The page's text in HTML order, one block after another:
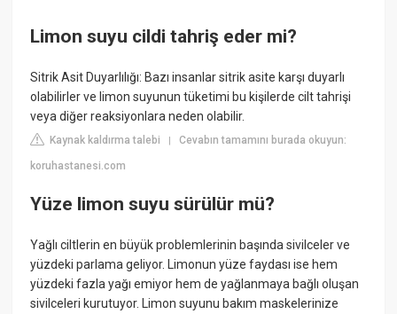
Limon suyu cildi tahriş eder mi?
Sitrik Asit Duyarlılığı: Bazı insanlar sitrik asite karşı duyarlı
olabilirler ve limon suyunun tüketimi bu kişilerde cilt tahrişi
veya diğer reaksiyonlara neden olabilir.
Kaynak kaldırma talebi |Cevabın tamamını burada okuyun:
koruhastanesi.com
Yüze limon suyu sürülür mü?
Yağlı ciltlerin en büyük problemlerinin başında sivilceler ve
yüzdeki parlama geliyor. Limonun yüze faydası ise hem
yüzdeki fazla yağı emiyor hem de yağlanmaya bağlı oluşan
sivilceleri kurutuyor. Limon suyunu bakım maskelerinize